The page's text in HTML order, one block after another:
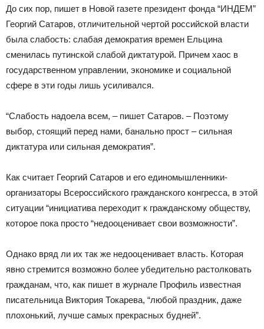
До сих пор, пишет в Новой газете президент фонда “ИНДЕМ”
Георгий Сатаров, отличительной чертой российской власти
была слабость: слабая демократия времен Ельцина
сменилась путинской слабой диктатурой. Причем хаос в
государственном управлении, экономике и социальной
сфере в эти годы лишь усиливался.
“Слабость надоела всем, – пишет Сатаров. – Поэтому
выбор, стоящий перед нами, банально прост – сильная
диктатура или сильная демократия”.
Как считает Георгий Сатаров и его единомышленники-
организаторы Всероссийского гражданского конгресса, в этой
ситуации “инициатива переходит к гражданскому обществу,
которое пока просто “недооценивает свои возможности”.
Однако вряд ли их так же недооценивает власть. Которая
явно стремится возможно более убедительно растолковать
гражданам, что, как пишет в журнале Профиль известная
писательница Виктория Токарева, “любой праздник, даже
плохонький, лучше самых прекрасных будней”.